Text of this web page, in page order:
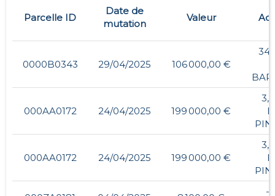
Parcelle ID
Date de
mutation
Valeur
0000B0343 29/04/2025 106 000,00 €
34,
000AA0172 24/04/2025 199 000,00 €
3,
000AA0172 24/04/2025 199 000,00 €
3,
-